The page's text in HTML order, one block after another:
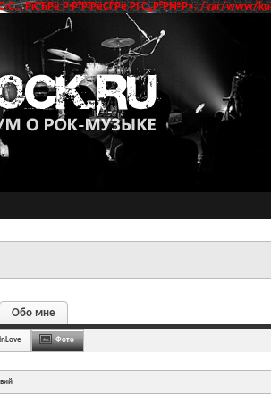
РїСЂРё Р·Р°РїРёСЃРё РІ С„Р°Р№Р»: /var/
Обо мне
Фото